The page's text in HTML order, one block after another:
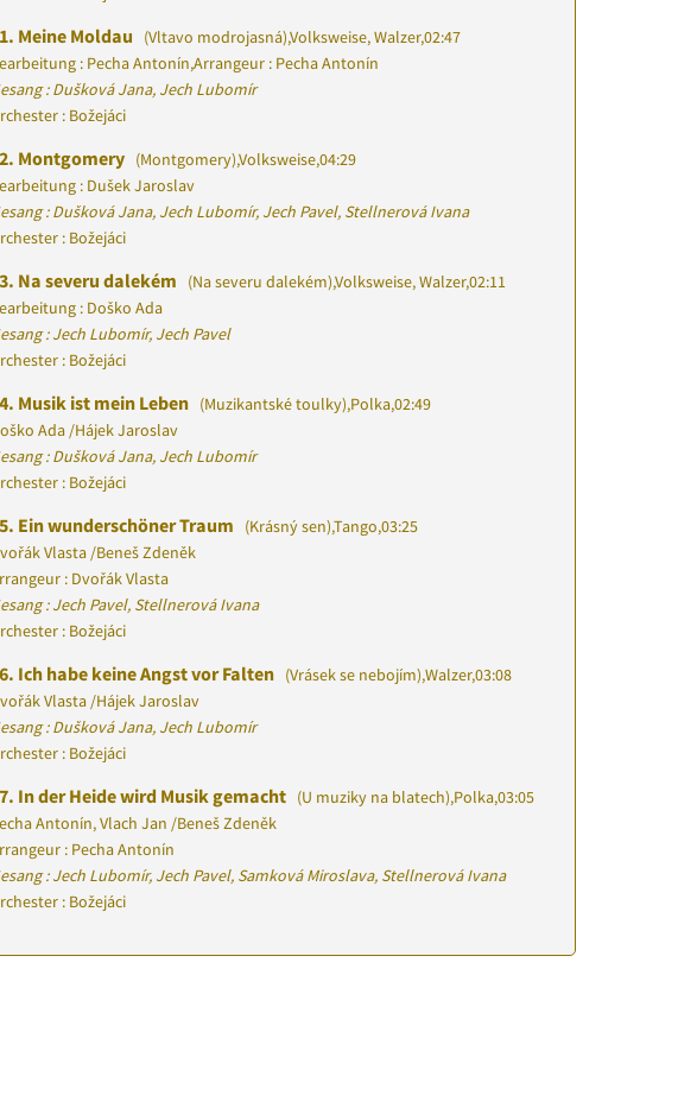
Meine Moldau (Vltavo modrojasná),Volksweise, Walzer,02:47
: Pecha Antonín,Arrangeur : Pecha Antonín
: Dušková Jana, Jech Lubomír
: Božejáci
Montgomery (Montgomery),Volksweise,04:29
: Dušek Jaroslav
: Dušková Jana, Jech Lubomír, Jech Pavel, Stellnerová Ivana
: Božejáci
Na severu dalekém (Na severu dalekém),Volksweise, Walzer,02:11
: Doško Ada
: Jech Lubomír, Jech Pavel
: Božejáci
Musik ist mein Leben (Muzikantské toulky),Polka,02:49
Ada /Hájek Jaroslav
: Dušková Jana, Jech Lubomír
: Božejáci
Ein wunderschöner Traum (Krásný sen),Tango,03:25
Vlasta /Beneš Zdeněk
: Dvořák Vlasta
: Jech Pavel, Stellnerová Ivana
: Božejáci
Ich habe keine Angst vor Falten (Vrásek se nebojím),Walzer,03:08
Vlasta /Hájek Jaroslav
: Dušková Jana, Jech Lubomír
: Božejáci
In der Heide wird Musik gemacht (U muziky na blatech),Polka,03:05
Antonín, Vlach Jan /Beneš Zdeněk
: Pecha Antonín
: Jech Lubomír, Jech Pavel, Samková Miroslava, Stellnerová Ivana
: Božejáci